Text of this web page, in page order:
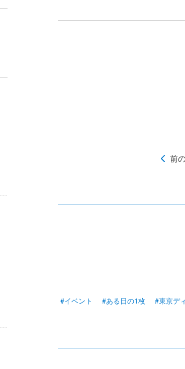
前
#イベント #ある日の1枚 #東京デ